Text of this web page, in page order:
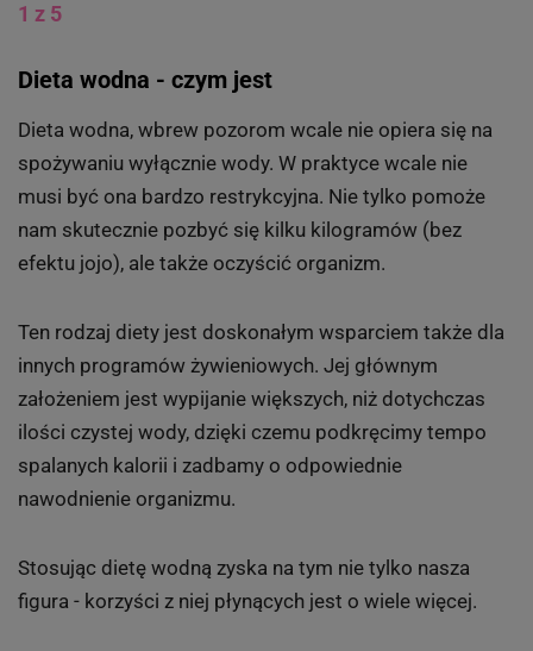
1 z 5
Dieta wodna - czym jest
Dieta wodna, wbrew pozorom wcale nie opiera się na
spożywaniu wyłącznie wody. W praktyce wcale nie
musi być ona bardzo restrykcyjna. Nie tylko pomoże
nam skutecznie pozbyć się kilku kilogramów (bez
efektu jojo), ale także oczyścić organizm.
Ten rodzaj diety jest doskonałym wsparciem także dla
innych programów żywieniowych. Jej głównym
założeniem jest wypijanie większych, niż dotychczas
ilości czystej wody, dzięki czemu podkręcimy tempo
spalanych kalorii i zadbamy o odpowiednie
nawodnienie organizmu.
Stosując dietę wodną zyska na tym nie tylko nasza
figura - korzyści z niej płynących jest o wiele więcej.